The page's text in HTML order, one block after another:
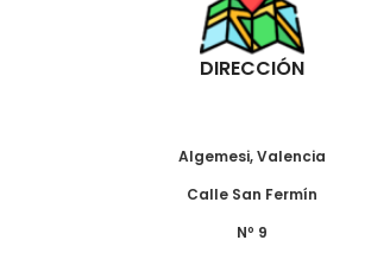
DIRECCIÓN
Algemesi, Valencia
Calle San Fermín
Nº 9